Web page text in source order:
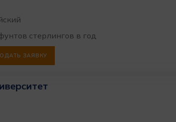
стерлингов в год
ЗАЯВКУ